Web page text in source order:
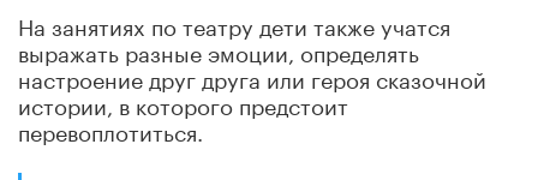
На занятиях по театру дети также учатся
выражать разные эмоции, определять
настроение друг друга или героя сказочной
истории, в которого предстоит
перевоплотиться.